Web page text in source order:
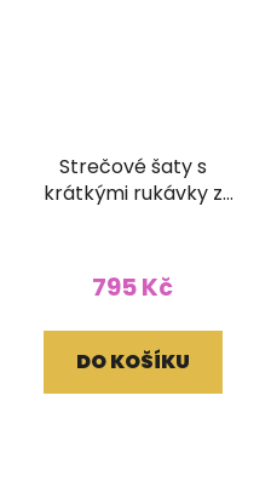
Strečové šaty s
krátkými rukávky z
795 Kč
DO KOŠÍKU